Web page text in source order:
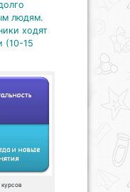
людям.
ходят
(10-15